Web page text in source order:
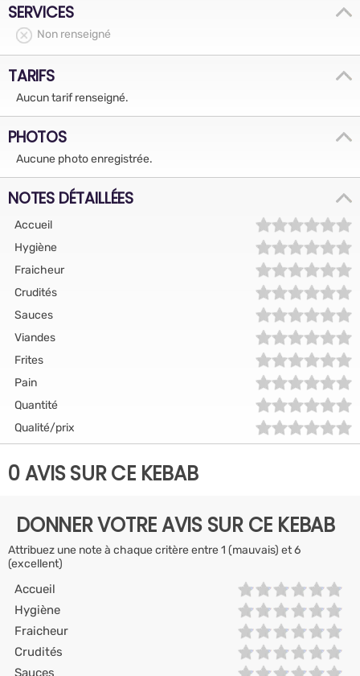
SERVICES
Non renseigné
TARIFS
Aucun tarif renseigné.
PHOTOS
Aucune photo enregistrée.
NOTES DÉTAILLÉES
Accueil
Hygiène
Fraicheur
Crudités
Sauces
Viandes
Frites
Pain
Quantité
Qualité/prix
0 AVIS SUR CE KEBAB
DONNER VOTRE AVIS SUR CE KEBAB
Attribuez une note à chaque critère entre 1 (mauvais) et 6
(excellent)
Accueil
Hygiène
Fraicheur
Crudités
Sauces